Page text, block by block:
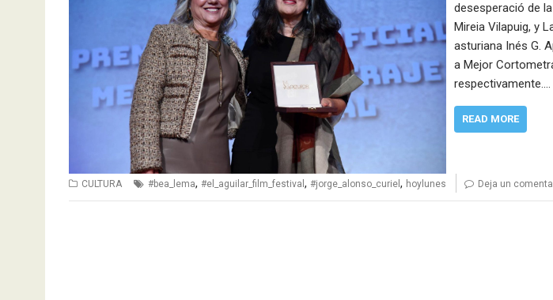
desesperació de
Mireia Vilapuig, y
asturiana Inés G.
a Mejor
respectivamente.…
READ MORE
CULTURA #bea_lema, #el_aguilar_film_festival , #jorge_alonso_curiel , hoylunes Deja un